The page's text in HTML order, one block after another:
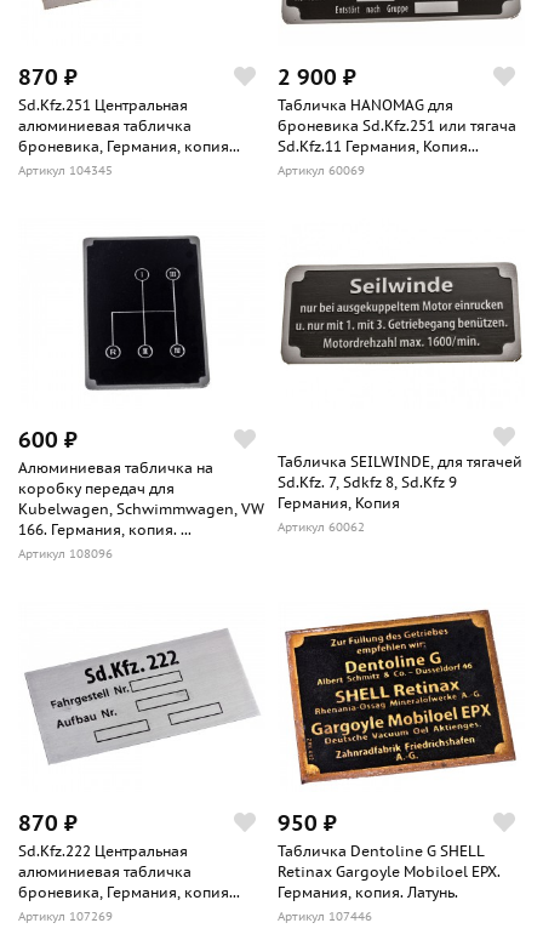
870 ₽
Sd.Kfz.251 Центральная
алюминиевая табличка
броневика, Германия, копия...
Артикул 104345
2 900 ₽
Табличка HANOMAG для
броневика Sd.Kfz.251 или тягача
Sd.Kfz.11 Германия, Копия...
Артикул 60069
600 ₽
Алюминиевая табличка на
коробку передач для
Kubelwagen, Schwimmwagen, VW
166. Германия, копия. ...
Артикул 108096
Табличка SEILWINDE, для тягачей
Sd.Kfz. 7, Sdkfz 8, Sd.Kfz 9
Германия, Копия
Артикул 60062
870 ₽
Sd.Kfz.222 Центральная
алюминиевая табличка
броневика, Германия, копия...
Артикул 107269
950 ₽
Табличка Dentoline G SHELL
Retinax Gargoyle Mobiloel EPX.
Германия, копия. Латунь.
Артикул 107446